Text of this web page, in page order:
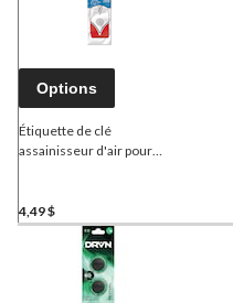
Options
Étiquette de clé
assainisseur d'air pour
4,49 $